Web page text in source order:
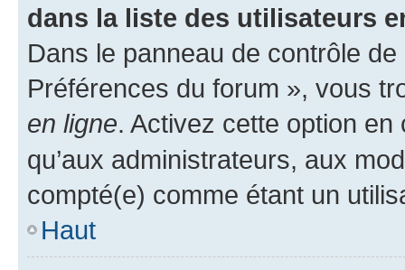
dans la liste des utilisateurs
Dans le panneau de contrôle
Préférences du forum », vous
en ligne. Activez cette option
qu’aux administrateurs, aux
compté(e) comme étant un
Haut